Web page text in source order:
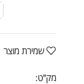
שמירת מוצר
מק"ט: